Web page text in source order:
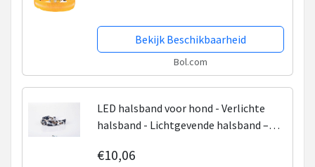
voor puppys – Geel - L
Bekijk Beschikbaarheid
Bol.com
LED halsband voor hond - Verlichte
halsband - Lichtgevende halsband –
LED - Hondenriem – camouflage
€10,06